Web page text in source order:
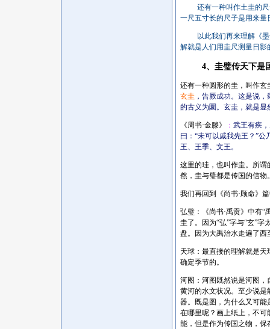
还有一种叫作土圭的
一尺五寸长的尺子是用来量
以此我们再来理解《
解就是人们用圭尺测量日影
4、圭璧传天下是
还有一种圆形的圭，叫作玄
玄圭 ，告厥成功。这是说
的古义为圜。玄圭，就是
《周书·金滕》 ： 武王有疾
曰：“未可以戚我先王？”
王、王季、文王。
这里的珪，也叫作圭。所谓
然，圭与璧都是传国的信物
我们再回到《尚书·顾命》
弘璧：《尚书·禹贡》中有“
圭了。因为“弘”字与“玄”
盘。因为大禹治水走遍了
天球：最直接的理解就是
确定季节的。
河图：河图既然说是河图
黄河的水文状况。至少说
器。既是图，为什么又可
在哪里呢？画上纸上，不
能，但是作为传国之物，